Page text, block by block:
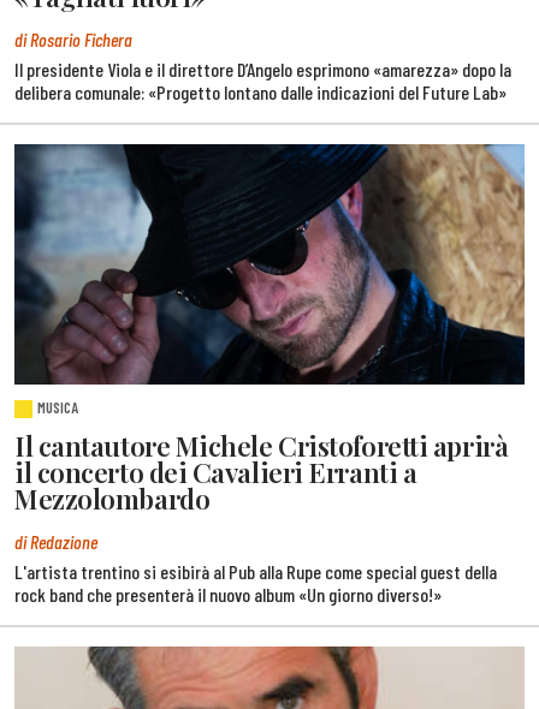
di Rosario Fichera
Il presidente Viola e il direttore D’Angelo esprimono «amarezza» dopo la
delibera comunale: «Progetto lontano dalle indicazioni del Future Lab»
MUSICA
Il cantautore Michele Cristoforetti aprirà
il concerto dei Cavalieri Erranti a
Mezzolombardo
di Redazione
L'artista trentino si esibirà al Pub alla Rupe come special guest della
rock band che presenterà il nuovo album «Un giorno diverso!»